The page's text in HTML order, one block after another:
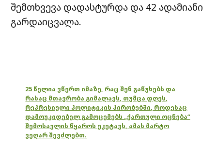
შემთხვევა დადასტურდა და 42 ადამიანი
გარდაიცვალა.
25 წელია ვწერთ იმაზე, რაც შენ გაწუხებს და
რასაც მთავრობა გიმალავს, თუმცა დღეს,
რეპრესიული პოლიტიკის პირობებში, როდესაც
დამოუკიდებელ გამოცემებს „ქართული ოცნება“
შემოსავლის წყაროს უკეტავს, ამას მარტო
ვეღარ შევძლებთ.